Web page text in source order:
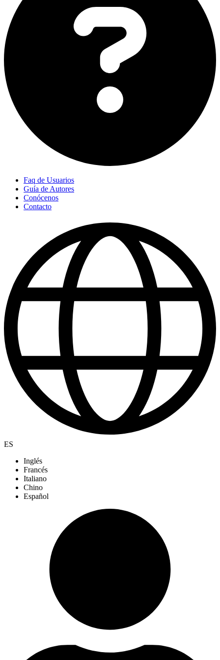
Faq de Usuarios
Guía de Autores
Conócenos
Contacto
ES
Inglés
Francés
Italiano
Chino
Español